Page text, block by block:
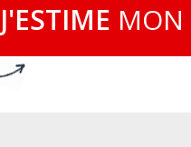
J'ESTIME MON